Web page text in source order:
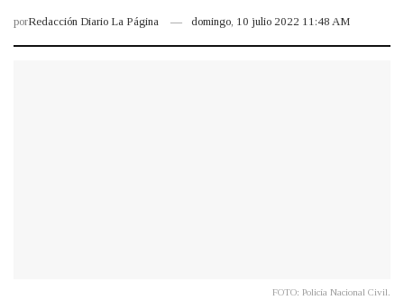
porRedacción Diario La Página domingo, 10 julio 2022 11:48 AM
FOTO: Policía Nacional Civil.